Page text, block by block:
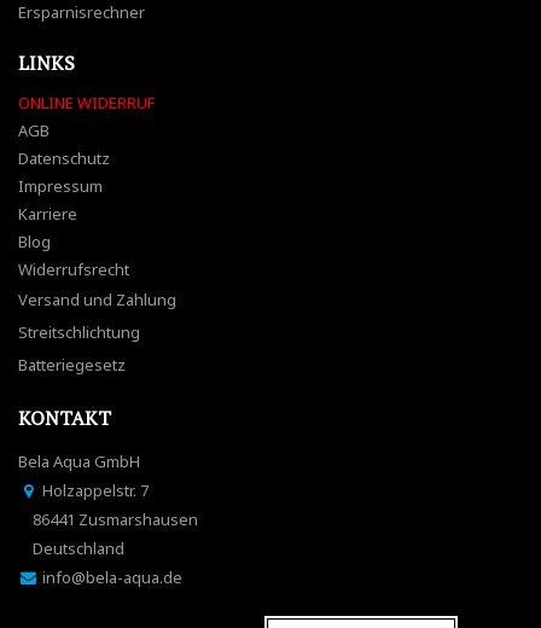
Ersparnisrechner
LINKS
ONLINE WIDERRUF
AGB
Datenschutz
Impressum
Karriere
Blog
Widerrufsrecht
Versand und Zahlung
Streitschlichtung
Batteriegesetz
KONTAKT
Bela Aqua GmbH
Holzappelstr. 7
86441 Zusmarshausen
Deutschland
info@bela-aqua.de